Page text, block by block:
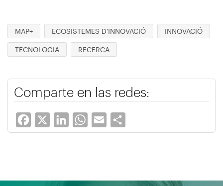
MAP+ ECOSISTEMES D'INNOVACIÓ INNOVACIÓ
TECNOLOGIA RECERCA
Comparte en las redes:
Facebook LinkedInWhatsApp
Email